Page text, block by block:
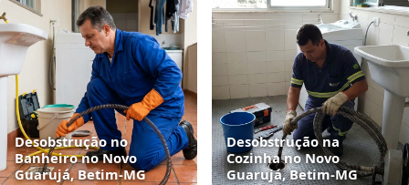
Desobstrução no
Banheiro no Novo
Guarujá, Betim‑MG
Desobstrução na
Cozinha no Novo
Guarujá, Betim‑MG